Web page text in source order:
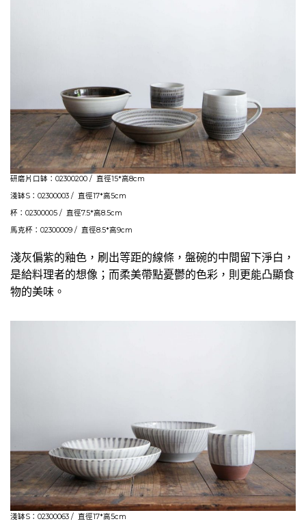
研磨片口缽：02300200 / 直徑15*高8cm
淺缽S：02300003 / 直徑17*高5cm
杯：02300005 / 直徑7.5*高8.5cm
馬克杯：02300009 / 直徑8.5*高9cm
淺灰偏紫的釉色，刷出等距的線條，盤碗的中間留下淨白，
是給料理者的想像；而柔美帶點憂鬱的色彩，則更能凸顯食
物的美味。
淺缽S：02300063 / 直徑17*高5cm